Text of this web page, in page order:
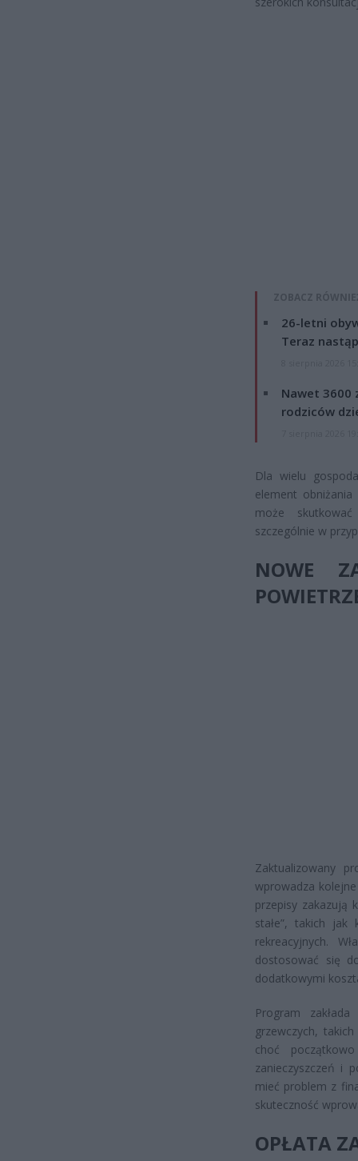
ZOBACZ
26-letni
Teraz
Nawet 3600
rodziców
Dla wielu
element
może
szczególnie w
NOWE
Zaktualizowany
wprowadza
przepisy zakazują
stałe”, takich
rekreacyjnych.
dostosować się
dodatkowymi
Program
grzewczych,
choć
zanieczyszczeń i
mieć problem z
skuteczność
OPŁATA